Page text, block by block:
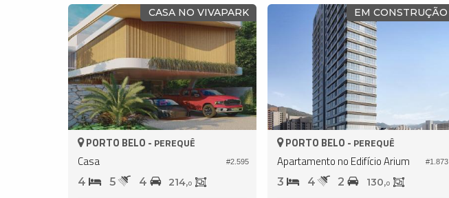
CASA NO VIVAPARK
#2.595
PORTO BELO - PEREQUÊ
Casa
4 5 4 214,0
EM CONSTRUÇÃO
#1.873
PORTO BELO - PEREQUÊ
Apartamento no Edifício Arium
3 4 2 130,0